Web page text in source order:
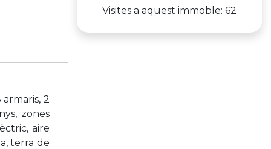
2
zones
aire
terra de
Visites a aquest immoble: 62